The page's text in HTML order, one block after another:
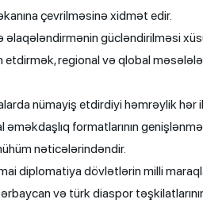
çevrilməsinə xidmət edir.
gücləndirilməsi
etdirmək, regional və qlobal
nümayiş etdirdiyi həmrəylik hər
formatlarının
nəticələrindəndir.
diplomatiya dövlətlərin milli
və türk diaspor